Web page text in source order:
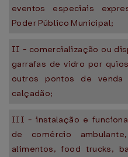
eventos especiais
Poder Público Municipal;
II - comercialização ou
garrafas de vidro por
outros pontos de
calçadão;
III - instalação e
de comércio
alimentos, food trucks,